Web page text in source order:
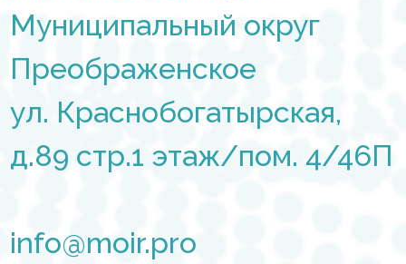
Муниципальный округ
Преображенское
ул. Краснобогатырская,
д.89 стр.1 этаж/пом. 4/46П
info@moir.pro